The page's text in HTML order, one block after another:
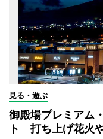
見る・遊ぶ
御殿場プレミアム
ト 打ち上げ花火